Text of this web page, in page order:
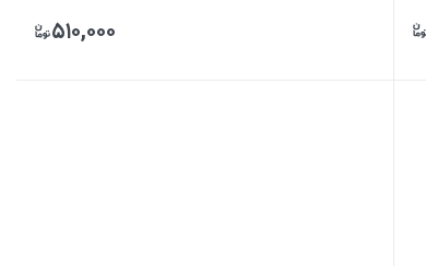
۵۱۰,۰۰۰